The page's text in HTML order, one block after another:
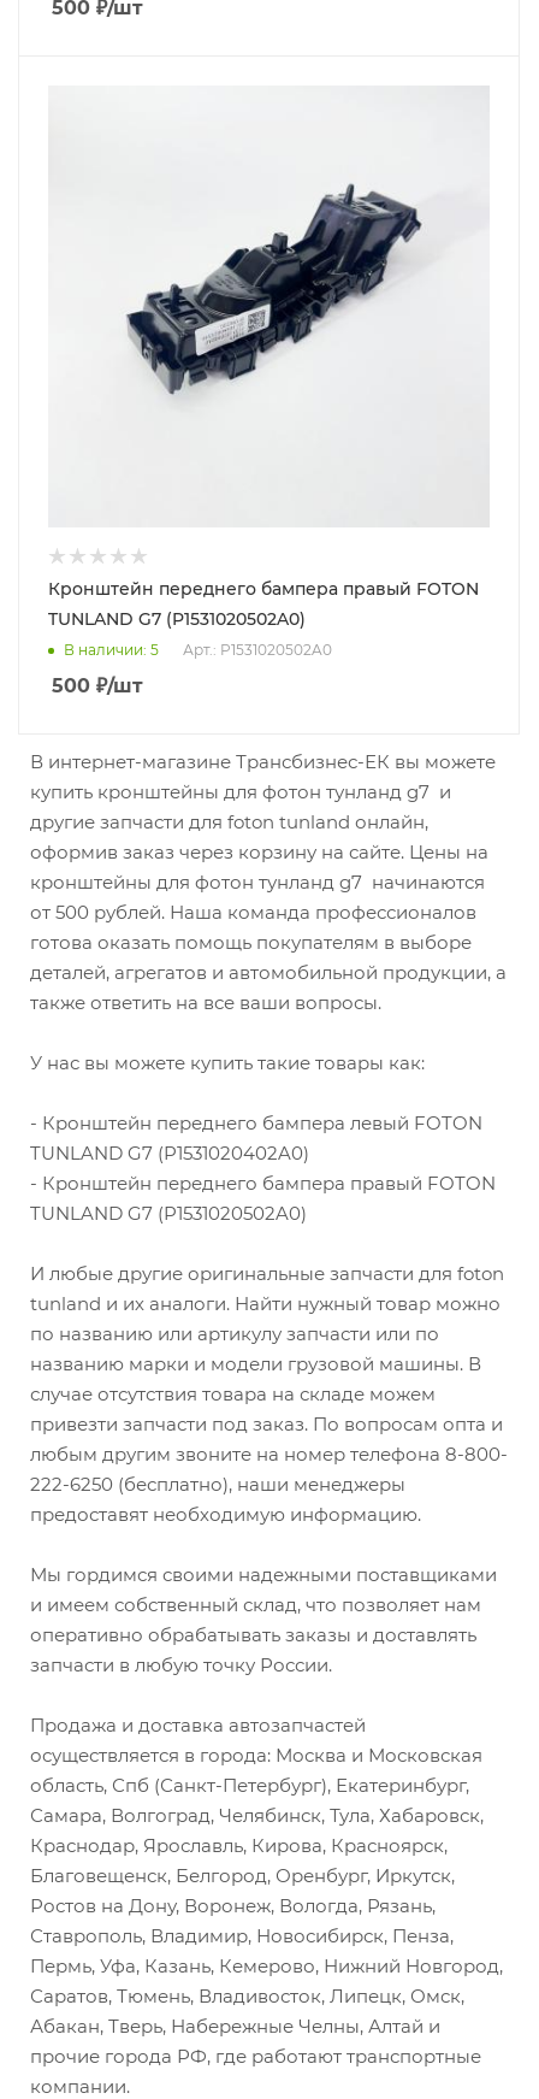
500 ₽/шт
Кронштейн переднего бампера правый FOTON
TUNLAND G7 (P1531020502A0)
В наличии: 5 Арт.: P1531020502A0
500 ₽/шт
В интернет-магазине Трансбизнес-ЕК вы можете
купить кронштейны для фотон тунланд g7 и
другие запчасти для foton tunland онлайн,
оформив заказ через корзину на сайте. Цены на
кронштейны для фотон тунланд g7 начинаются
от 500 рублей. Наша команда профессионалов
готова оказать помощь покупателям в выборе
деталей, агрегатов и автомобильной продукции, а
также ответить на все ваши вопросы.
У нас вы можете купить такие товары как:
- Кронштейн переднего бампера левый FOTON
TUNLAND G7 (P1531020402A0)
- Кронштейн переднего бампера правый FOTON
TUNLAND G7 (P1531020502A0)
И любые другие оригинальные запчасти для foton
tunland и их аналоги. Найти нужный товар можно
по названию или артикулу запчасти или по
названию марки и модели грузовой машины. В
случае отсутствия товара на складе можем
привезти запчасти под заказ. По вопросам опта и
любым другим звоните на номер телефона 8-800-
222-6250 (бесплатно), наши менеджеры
предоставят необходимую информацию.
Мы гордимся своими надежными поставщиками
и имеем собственный склад, что позволяет нам
оперативно обрабатывать заказы и доставлять
запчасти в любую точку России.
Продажа и доставка автозапчастей
осуществляется в города: Москва и Московская
область, Спб (Санкт-Петербург), Екатеринбург,
Самара, Волгоград, Челябинск, Тула, Хабаровск,
Краснодар, Ярославль, Кирова, Красноярск,
Благовещенск, Белгород, Оренбург, Иркутск,
Ростов на Дону, Воронеж, Вологда, Рязань,
Ставрополь, Владимир, Новосибирск, Пенза,
Пермь, Уфа, Казань, Кемерово, Нижний Новгород,
Саратов, Тюмень, Владивосток, Липецк, Омск,
Абакан, Тверь, Набережные Челны, Алтай и
прочие города РФ, где работают транспортные
компании.